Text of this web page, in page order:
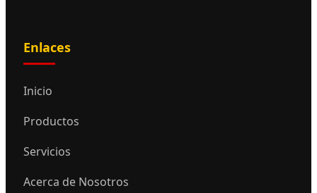
Enlaces
Inicio
Productos
Servicios
Acerca de Nosotros